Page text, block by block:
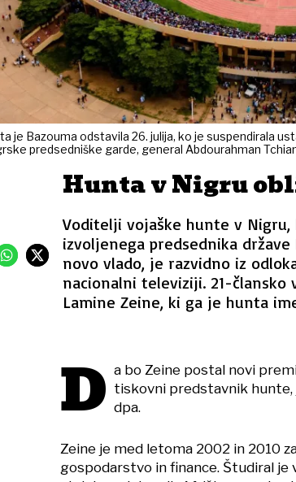
je Bazouma odstavila 26. julija, ko je suspendirala
predsedniške garde, general Abdourahman
Hunta v Nigru
Voditelji vojaške hunte v
izvoljenega predsednika države
novo vlado, je razvidno iz
nacionalni televiziji. 21-člansko
Lamine Zeine, ki ga je hunta
D a bo Zeine postal novi
tiskovni predstavnik hunte,
dpa.
Zeine je med letoma 2002 in 2010
gospodarstvo in finance. Študiral